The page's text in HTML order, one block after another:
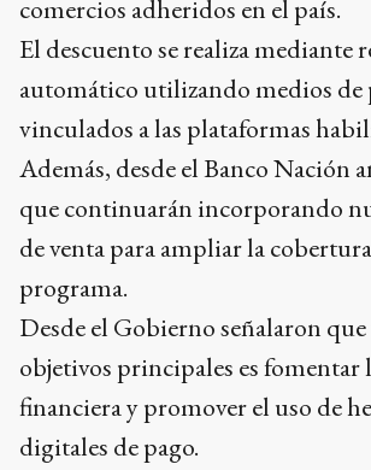
comercios adheridos en el país.
El descuento se realiza mediante
automático utilizando medios de
vinculados a las plataformas
Además, desde el Banco Nación
que continuarán incorporando
de venta para ampliar la
programa.
Desde el Gobierno señalaron
objetivos principales es
financiera y promover el uso de
digitales de pago.